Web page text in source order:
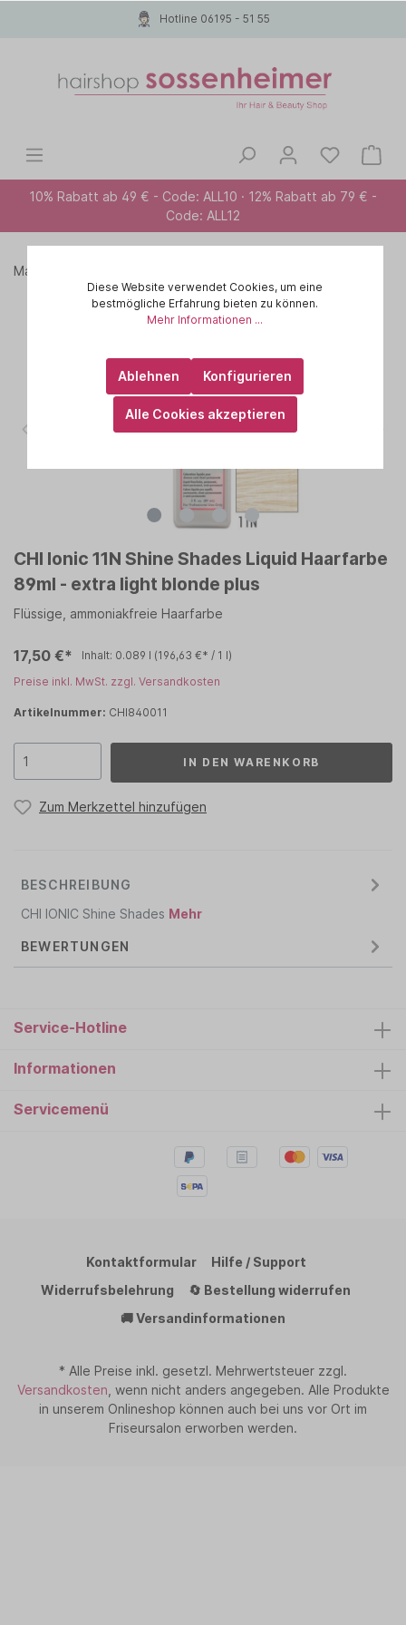
Hotline 06195 - 51 55
10% Rabatt ab 49 € - Code: ALL10 · 12% Rabatt ab 79 € -
Code: ALL12
Marken A-Z
CHI Ionic 11N Shine Shades Liquid Haarfarbe
89ml - extra light blonde plus
Flüssige, ammoniakfreie Haarfarbe
17,50 €* Inhalt: 0.089 l (196,63 €* / 1 l)
Preise inkl. MwSt. zzgl. Versandkosten
Artikelnummer: CHI840011
IN DEN WARENKORB
Zum Merkzettel hinzufügen
BESCHREIBUNG
CHI IONIC Shine Shades Mehr
BEWERTUNGEN
Service-Hotline
Informationen
Servicemenü
Kontaktformular
Hilfe / Support
Widerrufsbelehrung
🔄 Bestellung widerrufen
🚚 Versandinformationen
* Alle Preise inkl. gesetzl. Mehrwertsteuer zzgl.
Versandkosten , wenn nicht anders angegeben. Alle Produkte
in unserem Onlineshop können auch bei uns vor Ort im
Friseursalon erworben werden.
Diese Website verwendet Cookies, um eine
bestmögliche Erfahrung bieten zu können.
Mehr Informationen ...
Ablehnen Konfigurieren
Alle Cookies akzeptieren